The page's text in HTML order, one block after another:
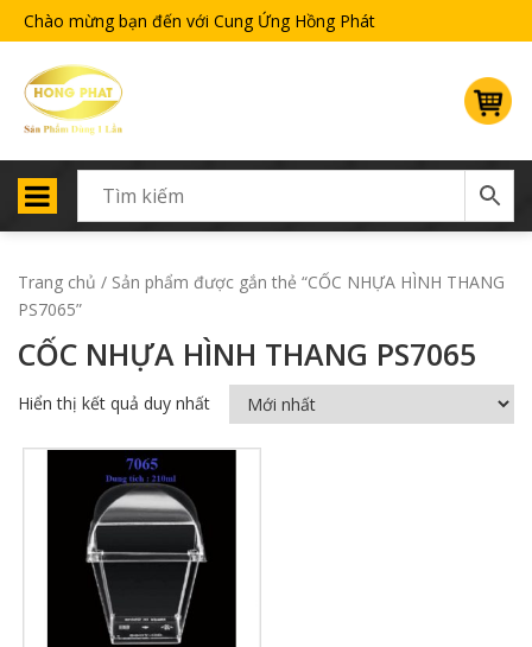
Chào mừng bạn đến với Cung Ứng Hồng Phát
Trang chủ / Sản phẩm được gắn thẻ “CỐC NHỰA HÌNH THANG
PS7065”
CỐC NHỰA HÌNH THANG PS7065
Hiển thị kết quả duy nhất